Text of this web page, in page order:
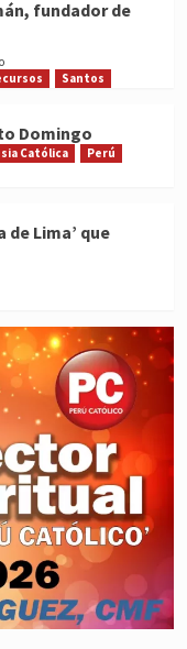
fundador de
Santos
Domingo
Católica
Perú
de Lima’ que